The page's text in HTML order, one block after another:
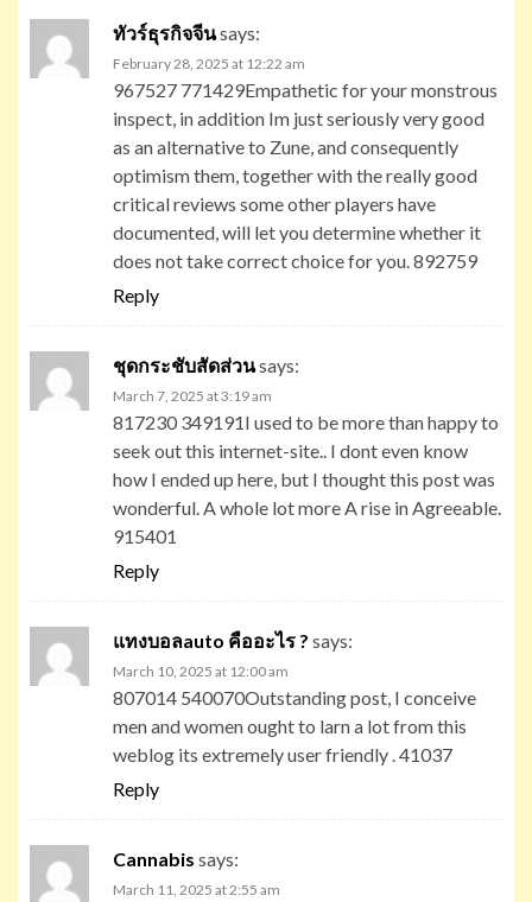
ทัวร์ธุรกิจจีนsays:
February 28, 2025 at 12:22 am
967527 771429Empathetic for your monstrous
inspect, in addition Im just seriously very good
as an alternative to Zune, and consequently
optimism them, together with the really good
critical reviews some other players have
documented, will let you determine whether it
does not take correct choice for you. 892759
Reply
ชุดกระชับสัดส่วนsays:
March 7, 2025 at 3:19 am
817230 349191I used to be more than happy to
seek out this internet-site.. I dont even know
how I ended up here, but I thought this post was
wonderful. A whole lot more A rise in Agreeable.
915401
Reply
แทงบอลauto คืออะไร ? says:
March 10, 2025 at 12:00 am
807014 540070Outstanding post, I conceive
men and women ought to larn a lot from this
weblog its extremely user friendly . 41037
Reply
Cannabis says:
March 11, 2025 at 2:55 am